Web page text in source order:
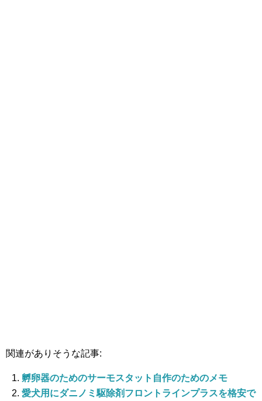
関連がありそうな記事:
孵卵器のためのサーモスタット自作のためのメモ
愛犬用にダニノミ駆除剤フロントラインプラスを格安で